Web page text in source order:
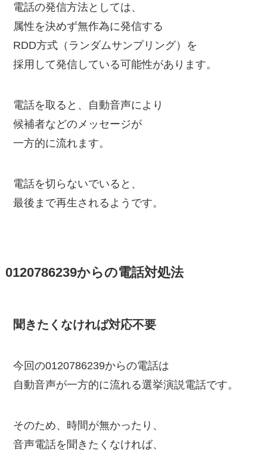
電話の発信方法としては、
属性を決めず無作為に発信する
RDD方式（ランダムサンプリング）を
採用して発信している可能性があります。
電話を取ると、自動音声により
候補者などのメッセージが
一方的に流れます。
電話を切らないでいると、
最後まで再生されるようです。
0120786239からの電話対処法
聞きたくなければ対応不要
今回の0120786239からの電話は
自動音声が一方的に流れる選挙演説電話です。
そのため、時間が無かったり、
音声電話を聞きたくなければ、